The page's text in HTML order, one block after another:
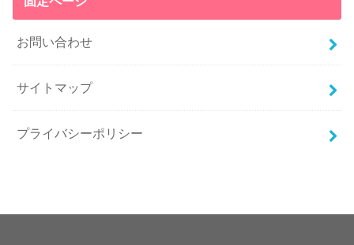
お問い合わせ
サイトマップ
プライバシーポリシー